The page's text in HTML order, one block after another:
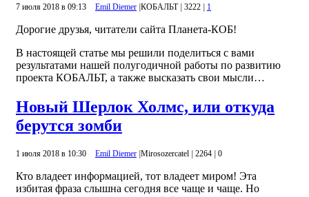
7 июля 2018 в 09:13 Emil Diemer |КОБАЛЬТ | 3222 | 1
Дорогие друзья, читатели сайта Планета-КОБ!
В настоящей статье мы решили поделиться с вами
результатами нашей полугодичной работы по развитию
проекта КОБАЛЬТ, а также высказать свои мысли…
Новый Шерлок Холмс, или откуда
берутся зомби
1 июля 2018 в 10:30 Emil Diemer |Mirosozercatel | 2264 | 0
Кто владеет информацией, тот владеет миром! Эта
избитая фраза слышна сегодня все чаще и чаще. Но